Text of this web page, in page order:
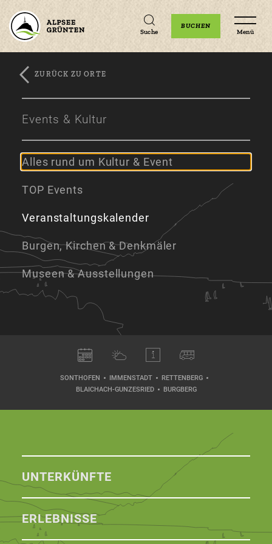
Zum
Zur
Zum
Suche
BUCHEN
Menü
ZURÜCK ZU ORTE
Events & Kultur
Alles rund um Kultur & Event
TOP Events
Veranstaltungskalender
Burgen, Kirchen & Denkmäler
Museen & Ausstellungen
SONTHOFEN IMMENSTADT
RETTENBERG
BLAICHACH-GUNZESRIED
BURGBERG
UNTERKÜNFTE
ERLEBNISSE
Unterkünfte Veranstaltungen